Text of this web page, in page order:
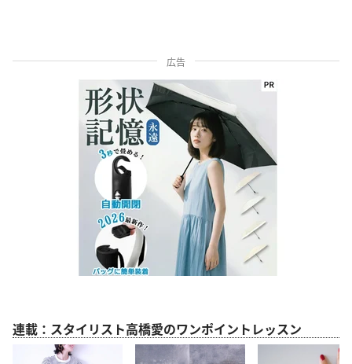
広告
連載：スタイリスト高橋愛のワンポイントレッスン